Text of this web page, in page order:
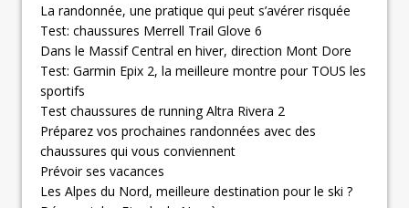
La randonnée, une pratique qui peut s’avérer risquée
Test: chaussures Merrell Trail Glove 6
Dans le Massif Central en hiver, direction Mont Dore
Test: Garmin Epix 2, la meilleure montre pour TOUS les
sportifs
Test chaussures de running Altra Rivera 2
Préparez vos prochaines randonnées avec des
chaussures qui vous conviennent
Prévoir ses vacances
Les Alpes du Nord, meilleure destination pour le ski ?